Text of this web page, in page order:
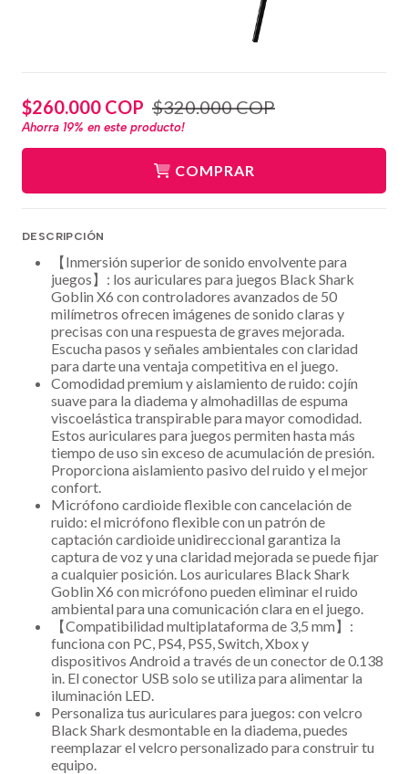
$260.000 COP $320.000 COP
Ahorra 19% en este producto!
COMPRAR
DESCRIPCIÓN
【Inmersión superior de sonido envolvente para
juegos】: los auriculares para juegos Black Shark
Goblin X6 con controladores avanzados de 50
milímetros ofrecen imágenes de sonido claras y
precisas con una respuesta de graves mejorada.
Escucha pasos y señales ambientales con claridad
para darte una ventaja competitiva en el juego.
Comodidad premium y aislamiento de ruido: cojín
suave para la diadema y almohadillas de espuma
viscoelástica transpirable para mayor comodidad.
Estos auriculares para juegos permiten hasta más
tiempo de uso sin exceso de acumulación de presión.
Proporciona aislamiento pasivo del ruido y el mejor
confort.
Micrófono cardioide flexible con cancelación de
ruido: el micrófono flexible con un patrón de
captación cardioide unidireccional garantiza la
captura de voz y una claridad mejorada se puede fijar
a cualquier posición. Los auriculares Black Shark
Goblin X6 con micrófono pueden eliminar el ruido
ambiental para una comunicación clara en el juego.
【Compatibilidad multiplataforma de 3,5 mm】:
funciona con PC, PS4, PS5, Switch, Xbox y
dispositivos Android a través de un conector de 0.138
in. El conector USB solo se utiliza para alimentar la
iluminación LED.
Personaliza tus auriculares para juegos: con velcro
Black Shark desmontable en la diadema, puedes
reemplazar el velcro personalizado para construir tu
equipo.